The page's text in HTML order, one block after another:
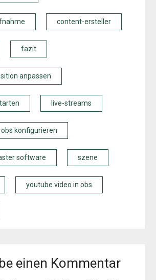
content-ersteller
fazit
anpassen
live-streams
obs konfigurieren
software szene
youtube video in obs
einen Kommentar